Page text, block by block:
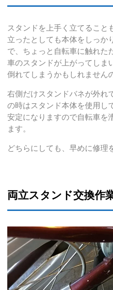
スタンドを上手く立てること
立ったとしても本体をしっか
で、ちょっと自転車に触れた
車のスタンドが上がってしま
倒れてしまうかもしれません
右側だけスタンドバネが外れ
の時はスタンド本体を使用し
安定になりますので自転車を
ます。
どちらにしても、早めに修理
両立スタンド交換作